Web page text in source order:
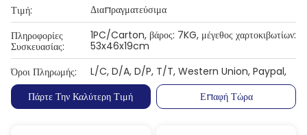
Τιμή:
Διαπραγματεύσιμα
Πληροφορίες
Συσκευασίας:
1PC/Carton, βάρος: 7KG, μέγεθος χαρτοκιβωτίων:
53x46x19cm
Όροι Πληρωμής:
L/C, D/A, D/P, T/T, Western Union, Paypal,
Πάρτε Την Καλύτερη Τιμή
Επαφή Τώρα